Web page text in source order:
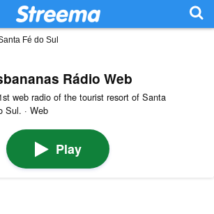
Fé do Sul
Rádio Web
web radio of the tourist resort of Santa
Sul. · Web
Play